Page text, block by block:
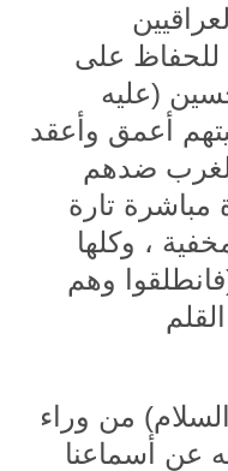
للحفاظ على
(عليه
أعمق وأعقد
ضدهم
مباشرة تارة
، وكلها
وهم
من وراء
عن أسماعنا